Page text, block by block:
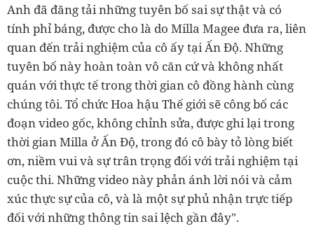
Anh đã đăng tải những tuyên bố sai sự thật và có
tính phỉ báng, được cho là do Milla Magee đưa ra, liên
quan đến trải nghiệm của cô ấy tại Ấn Độ. Những
tuyên bố này hoàn toàn vô căn cứ và không nhất
quán với thực tế trong thời gian cô đồng hành cùng
chúng tôi. Tổ chức Hoa hậu Thế giới sẽ công bố các
đoạn video gốc, không chỉnh sửa, được ghi lại trong
thời gian Milla ở Ấn Độ, trong đó cô bày tỏ lòng biết
ơn, niềm vui và sự trân trọng đối với trải nghiệm tại
cuộc thi. Những video này phản ánh lời nói và cảm
xúc thực sự của cô, và là một sự phủ nhận trực tiếp
đối với những thông tin sai lệch gần đây".